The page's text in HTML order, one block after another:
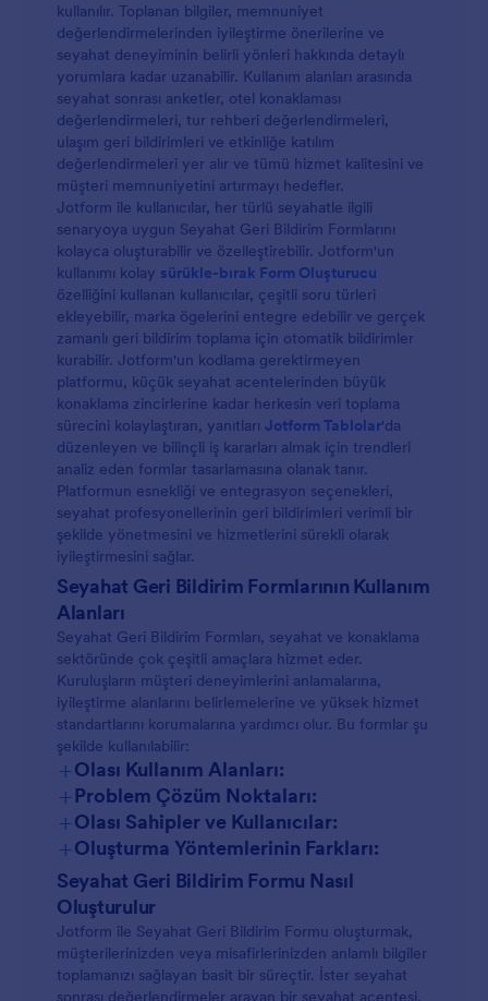
kullanılır. Toplanan bilgiler, memnuniyet
değerlendirmelerinden iyileştirme önerilerine ve
seyahat deneyiminin belirli yönleri hakkında detaylı
yorumlara kadar uzanabilir. Kullanım alanları arasında
seyahat sonrası anketler, otel konaklaması
değerlendirmeleri, tur rehberi değerlendirmeleri,
ulaşım geri bildirimleri ve etkinliğe katılım
değerlendirmeleri yer alır ve tümü hizmet kalitesini ve
müşteri memnuniyetini artırmayı hedefler.
Jotform ile kullanıcılar, her türlü seyahatle ilgili
senaryoya uygun Seyahat Geri Bildirim Formlarını
kolayca oluşturabilir ve özelleştirebilir. Jotform'un
kullanımı kolay sürükle-bırak Form Oluşturucu
özelliğini kullanan kullanıcılar, çeşitli soru türleri
ekleyebilir, marka ögelerini entegre edebilir ve gerçek
zamanlı geri bildirim toplama için otomatik bildirimler
kurabilir. Jotform'un kodlama gerektirmeyen
platformu, küçük seyahat acentelerinden büyük
konaklama zincirlerine kadar herkesin veri toplama
sürecini kolaylaştıran, yanıtları Jotform Tablolar'da
düzenleyen ve bilinçli iş kararları almak için trendleri
analiz eden formlar tasarlamasına olanak tanır.
Platformun esnekliği ve entegrasyon seçenekleri,
seyahat profesyonellerinin geri bildirimleri verimli bir
şekilde yönetmesini ve hizmetlerini sürekli olarak
iyileştirmesini sağlar.
Seyahat Geri Bildirim Formlarının Kullanım
Alanları
Seyahat Geri Bildirim Formları, seyahat ve konaklama
sektöründe çok çeşitli amaçlara hizmet eder.
Kuruluşların müşteri deneyimlerini anlamalarına,
iyileştirme alanlarını belirlemelerine ve yüksek hizmet
standartlarını korumalarına yardımcı olur. Bu formlar şu
şekilde kullanılabilir:
+Olası Kullanım Alanları:
+Problem Çözüm Noktaları:
+Olası Sahipler ve Kullanıcılar:
+Oluşturma Yöntemlerinin Farkları:
Seyahat Geri Bildirim Formu Nasıl
Oluşturulur
Jotform ile Seyahat Geri Bildirim Formu oluşturmak,
müşterilerinizden veya misafirlerinizden anlamlı bilgiler
toplamanızı sağlayan basit bir süreçtir. İster seyahat
sonrası değerlendirmeler arayan bir seyahat acentesi,